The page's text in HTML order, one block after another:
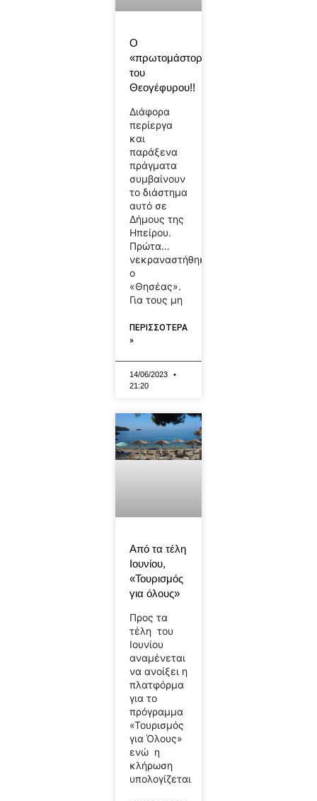
O
«πρωτομάστορας»
του
Θεογέφυρου!!
Διάφορα
περίεργα
και
παράξενα
πράγματα
συμβαίνουν
το διάστημα
αυτό σε
Δήμους της
Ηπείρου.
Πρώτα…
νεκραναστήθηκε
ο
«Θησέας».
Για τους μη
ΠΕΡΙΣΣΟΤΕΡΑ
»
14/06/2023
21:20
Από τα τέλη
Ιουνίου,
«Τουρισμός
για όλους»
Προς τα
τέλη του
Ιουνίου
αναμένεται
να ανοίξει η
πλατφόρμα
για το
πρόγραμμα
«Τουρισμός
για Όλους»
ενώ η
κλήρωση
υπολογίζεται